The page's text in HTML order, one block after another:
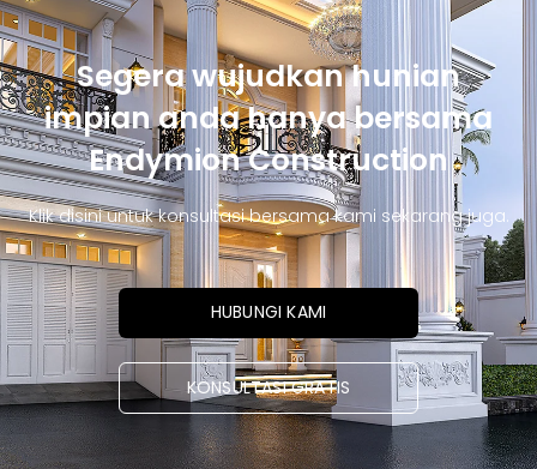
Segera wujudkan hunian
impian anda hanya bersama
Endymion Construction
Klik disini untuk konsultasi bersama kami sekarang juga.
HUBUNGI KAMI
KONSULTASI GRATIS